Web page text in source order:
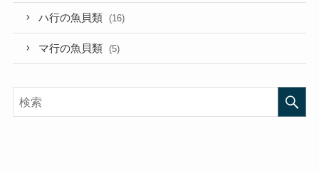
ハ行の魚貝類 (16)
マ行の魚貝類 (5)